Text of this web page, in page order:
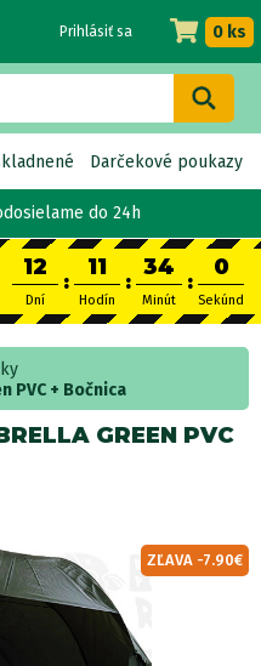
do 24h
Prihlásiť sa 0 ks
Darčekové poukazy
12
Dní
:
11
Hodín
:
34
Minút
:
0
Sekúnd
PVC + Bočnica
GREEN PVC
ZĽAVA -7.90€